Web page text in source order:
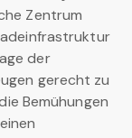
Zentrum
der
gerecht zu
Bemühungen